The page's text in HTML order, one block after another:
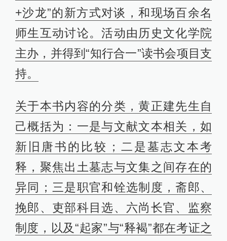
+沙龙”的新方式对谈，和现场百余名
师生互动讨论。活动由历史文化学院
主办，并得到“知行合一”读书会项目支
持。
关于本书内容的分类，黄正建先生自
己概括为：一是与文献文本相关，如
新旧唐书的比较；二是墓志文本考
释，聚焦出土墓志与文集之间存在的
异同；三是职官和铨选制度，斋郎、
挽郎、吏部科目选、六尚长官、监察
制度，以及“起家”与“释褐”都在考证之